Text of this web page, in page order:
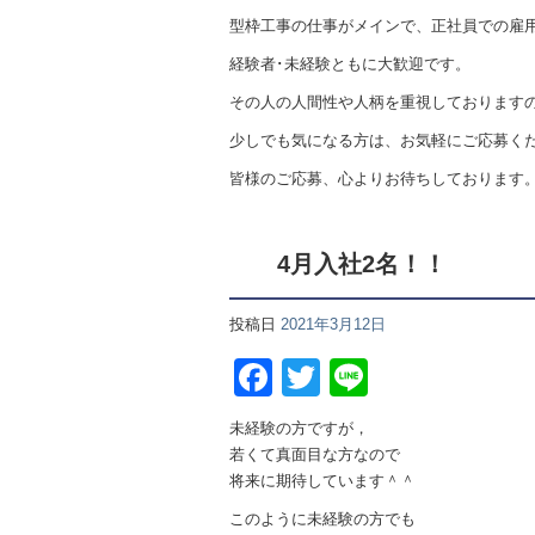
型枠工事の仕事がメインで、正社員での雇
経験者･未経験ともに大歓迎です。
その人の人間性や人柄を重視しておりますの
少しでも気になる方は、お気軽にご応募く
皆様のご応募、心よりお待ちしております。
4月入社2名！！
投稿日 2021年3月12日
Facebook
Twitter
未経験の方ですが，
若くて真面目な方なので
将来に期待しています＾＾
このように未経験の方でも